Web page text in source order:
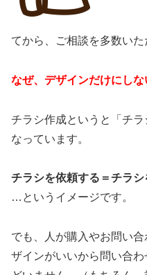
てから、ご相談を多数いた
なぜ、デザインだけにしな
チラシ作成というと「チ
なっています。
チラシを依頼する＝チラ
…というイメージです。
でも、人が購入やお問い
ザインがいいから問い合